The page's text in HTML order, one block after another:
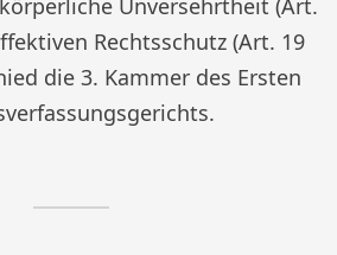
Unversehrtheit (Art.
Rechtsschutz (Art. 19
die 3. Kammer des Ersten